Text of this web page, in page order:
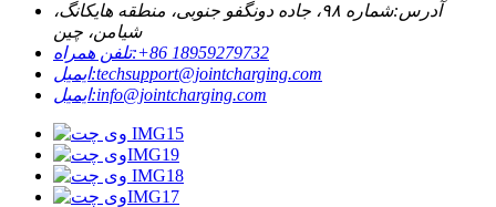
آدرس:
شماره ۹۸، جاده دونگفو جنوبی، منطقه هایکانگ،
شیامن، چین
تلفن همراه:‎+86 18959279732‎
ایمیل:techsupport@jointcharging.com
ایمیل:info@jointcharging.com